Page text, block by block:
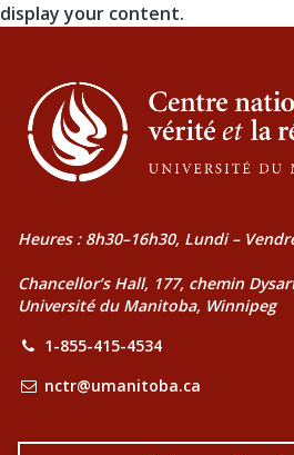
display your content.
Heures : 8h30–16h30, Lundi –
Chancellor’s Hall, 177, chemin
Université du Manitoba, Winnipeg
1-855-415-4534
nctr@umanitoba.ca